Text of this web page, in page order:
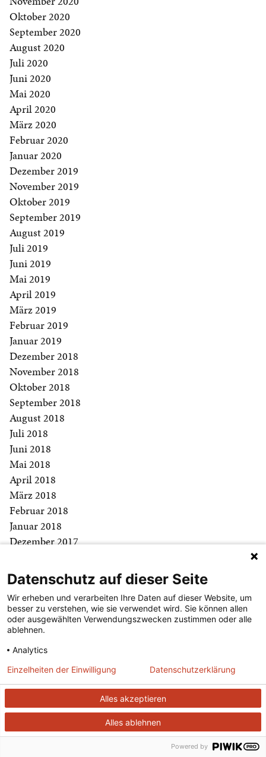
Oktober 2020
September 2020
August 2020
Juli 2020
Juni 2020
Mai 2020
April 2020
März 2020
Februar 2020
Januar 2020
Dezember 2019
November 2019
Oktober 2019
September 2019
August 2019
Juli 2019
Juni 2019
Mai 2019
April 2019
März 2019
Februar 2019
Januar 2019
Dezember 2018
November 2018
Oktober 2018
September 2018
August 2018
Juli 2018
Juni 2018
Mai 2018
April 2018
März 2018
Februar 2018
Januar 2018
Dezember 2017
Oktober 2017
September 2017
August 2017
Juli 2017
Juni 2017
Mai 2017
April 2017
März 2017
Januar 2017
Datenschutz auf dieser Seite
Wir erheben und verarbeiten Ihre Daten auf dieser Website, um
besser zu verstehen, wie sie verwendet wird. Sie können allen
oder ausgewählten Verwendungszwecken zustimmen oder alle
ablehnen.
Analytics
Alles akzeptieren
Alles ablehnen
Einzelheiten der Einwilligung Datenschutzerklärung
Powered by